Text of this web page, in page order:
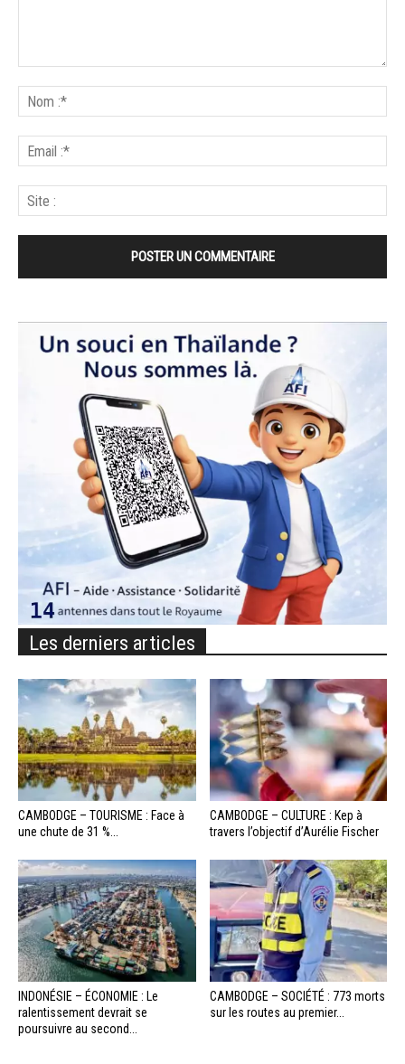
Les derniers articles
CAMBODGE – TOURISME : Face à
une chute de 31 %...
CAMBODGE – CULTURE : Kep à
travers l’objectif d’Aurélie Fischer
INDONÉSIE – ÉCONOMIE : Le
ralentissement devrait se
poursuivre au second...
CAMBODGE – SOCIÉTÉ : 773 morts
sur les routes au premier...